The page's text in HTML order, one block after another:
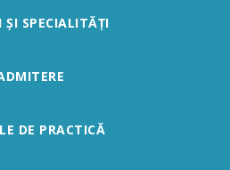
ȘI SPECIALITĂȚI
DE PRACTICĂ